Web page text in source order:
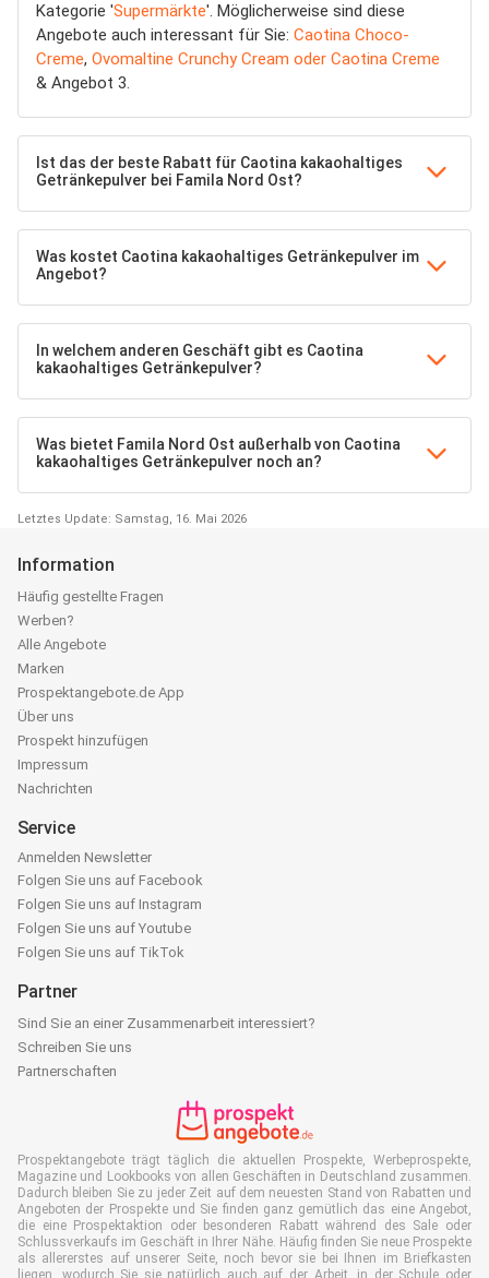
Kategorie 'Supermärkte'. Möglicherweise sind diese
Angebote auch interessant für Sie: Caotina Choco-
Creme, Ovomaltine Crunchy Cream oder Caotina Creme
& Angebot 3.
Ist das der beste Rabatt für Caotina kakaohaltiges
Getränkepulver bei Famila Nord Ost?
Was kostet Caotina kakaohaltiges Getränkepulver im
Angebot?
In welchem anderen Geschäft gibt es Caotina
kakaohaltiges Getränkepulver?
Was bietet Famila Nord Ost außerhalb von Caotina
kakaohaltiges Getränkepulver noch an?
Letztes Update: Samstag, 16. Mai 2026
Information
Häufig gestellte Fragen
Werben?
Alle Angebote
Marken
Prospektangebote.de App
Über uns
Prospekt hinzufügen
Impressum
Nachrichten
Service
Anmelden Newsletter
Folgen Sie uns auf Facebook
Folgen Sie uns auf Instagram
Folgen Sie uns auf Youtube
Folgen Sie uns auf TikTok
Partner
Sind Sie an einer Zusammenarbeit interessiert?
Schreiben Sie uns
Partnerschaften
Prospektangebote trägt täglich die aktuellen Prospekte, Werbeprospekte,
Magazine und Lookbooks von allen Geschäften in Deutschland zusammen.
Dadurch bleiben Sie zu jeder Zeit auf dem neuesten Stand von Rabatten und
Angeboten der Prospekte und Sie finden ganz gemütlich das eine Angebot,
die eine Prospektaktion oder besonderen Rabatt während des Sale oder
Schlussverkaufs im Geschäft in Ihrer Nähe. Häufig finden Sie neue Prospekte
als allererstes auf unserer Seite, noch bevor sie bei Ihnen im Briefkasten
liegen, wodurch Sie sie natürlich auch auf der Arbeit, in der Schule oder